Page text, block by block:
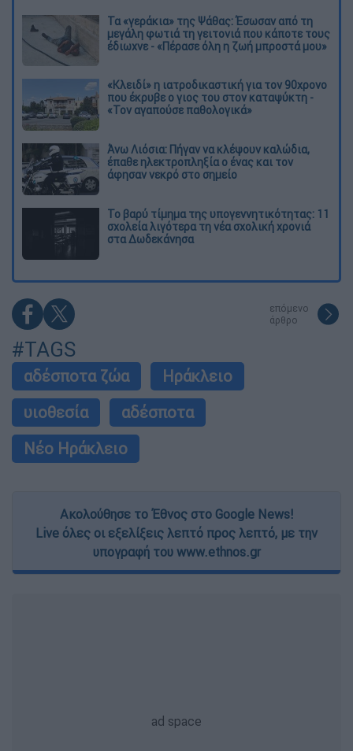
Τα «γεράκια» της Ψάθας: Έσωσαν από τη
μεγάλη φωτιά τη γειτονιά που κάποτε τους
έδιωχνε - «Πέρασε όλη η ζωή μπροστά μου»
«Κλειδί» η ιατροδικαστική για τον 90χρονο
που έκρυβε ο γιος του στον καταψύκτη -
«Τον αγαπούσε παθολογικά»
Άνω Λιόσια: Πήγαν να κλέψουν καλώδια,
έπαθε ηλεκτροπληξία ο ένας και τον
άφησαν νεκρό στο σημείο
Το βαρύ τίμημα της υπογεννητικότητας: 11
σχολεία λιγότερα τη νέα σχολική χρονιά
στα Δωδεκάνησα
επόμενο
άρθρο
#TAGS
αδέσποτα ζώα
Ηράκλειο
υιοθεσία
αδέσποτα
Νέο Ηράκλειο
Ακολούθησε το Έθνος στο Google News!
Live όλες οι εξελίξεις λεπτό προς λεπτό, με την
υπογραφή του www.ethnos.gr